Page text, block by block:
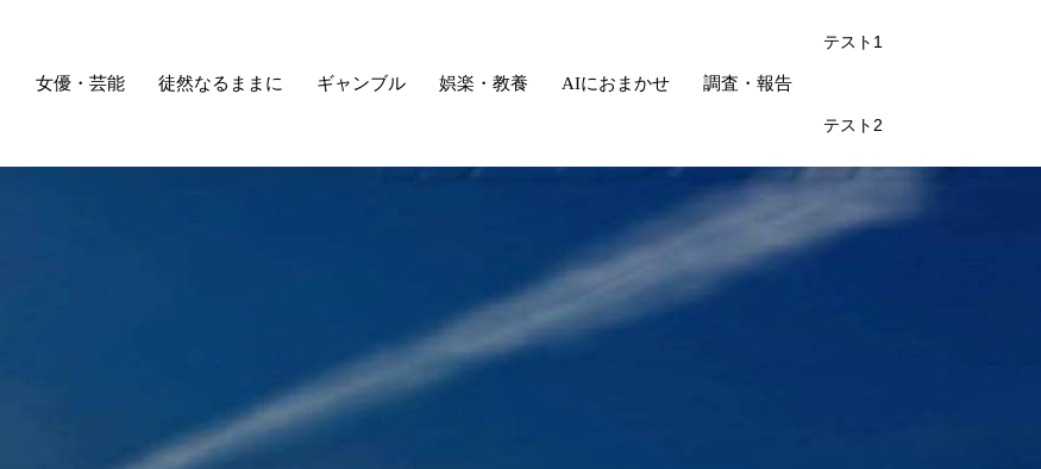
女優・芸能 徒然なるままに ギャンブル 娯楽・教養 AIにおまかせ 調査・報告
テスト1
テスト2